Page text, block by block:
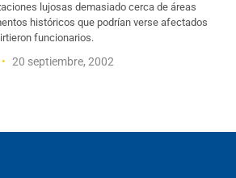
lujosas demasiado cerca de áreas
históricos que podrían verse afectados
funcionarios.
20 septiembre, 2002